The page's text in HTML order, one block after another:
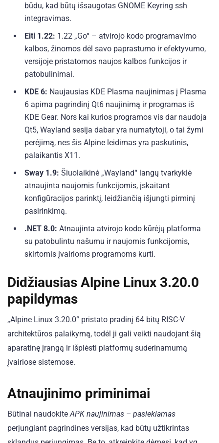
būdu, kad būtų išsaugotas GNOME Keyring ssh
integravimas.
Eiti 1.22: 1.22 „Go“ – atvirojo kodo programavimo
kalbos, žinomos dėl savo paprastumo ir efektyvumo,
versijoje pristatomos naujos kalbos funkcijos ir
patobulinimai.
KDE 6: Naujausias KDE Plasma naujinimas į Plasma
6 apima pagrindinį Qt6 naujinimą ir programas iš
KDE Gear. Nors kai kurios programos vis dar naudoja
Qt5, Wayland sesija dabar yra numatytoji, o tai žymi
perėjimą, nes šis Alpine leidimas yra paskutinis,
palaikantis X11.
Sway 1.9: Šiuolaikinė „Wayland“ langų tvarkyklė
atnaujinta naujomis funkcijomis, įskaitant
konfigūracijos parinktį, leidžiančią išjungti pirminį
pasirinkimą.
.NET 8.0: Atnaujinta atvirojo kodo kūrėjų platforma
su patobulintu našumu ir naujomis funkcijomis,
skirtomis įvairioms programoms kurti.
Didžiausias Alpine Linux 3.20.0
papildymas
„Alpine Linux 3.20.0“ pristato pradinį 64 bitų RISC-V
architektūros palaikymą, todėl ji gali veikti naudojant šią
aparatinę įrangą ir išplėsti platformų suderinamumą
įvairiose sistemose.
Atnaujinimo priminimai
Būtinai naudokiteAPK naujinimas – pasiekiamas
perjungiant pagrindines versijas, kad būtų užtikrintas